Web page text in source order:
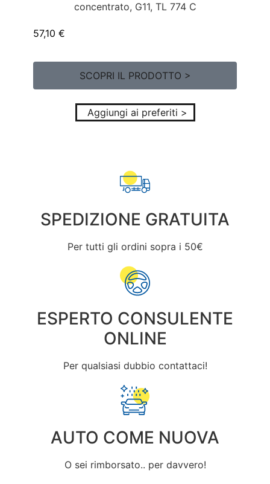
concentrato, G11, TL 774 C
57,10 €
SCOPRI IL PRODOTTO >
Aggiungi ai preferiti >
SPEDIZIONE GRATUITA
Per tutti gli ordini sopra i 50€
ESPERTO CONSULENTE
ONLINE
Per qualsiasi dubbio contattaci!
AUTO COME NUOVA
O sei rimborsato.. per davvero!